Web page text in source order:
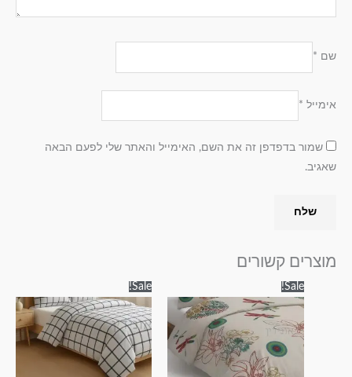
שם *
אימייל *
שמור בדפדפן זה את השם, האימייל והאתר שלי לפעם הבאה
שאגיב.
מוצרים קשורים
Sale!
מחירים:
⁦₪95.00⁩
עד
זה
מספר
סוגים.
Sale!
מחירים:
⁦₪95.00⁩
עד
⁦₪300.00⁩
זה
יש
מספר
סוגים.